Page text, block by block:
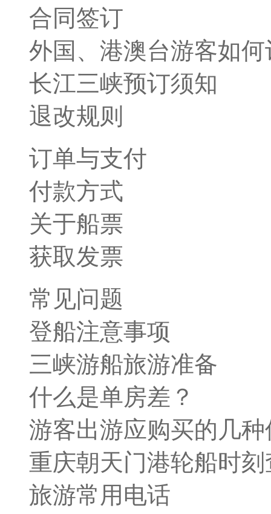
合同签订
外国、港澳台游客如何
长江三峡预订须知
退改规则
订单与支付
付款方式
关于船票
获取发票
常见问题
登船注意事项
三峡游船旅游准备
什么是单房差？
游客出游应购买的几种
重庆朝天门港轮船时
旅游常用电话